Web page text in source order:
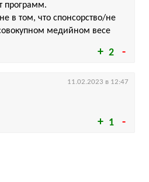
2
программ.
в том, что спонсорство/не
медийном весе
1
11.02.2023 в 12:47